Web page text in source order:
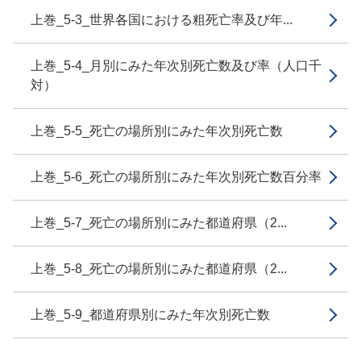
上巻_5-3_世界各国における粗死亡率及び年...
上巻_5-4_月別にみた年次別死亡数及び率（人口千
対）
上巻_5-5_死亡の場所別にみた年次別死亡数
上巻_5-6_死亡の場所別にみた年次別死亡数百分率
上巻_5-7_死亡の場所別にみた都道府県（2...
上巻_5-8_死亡の場所別にみた都道府県（2...
上巻_5-9_都道府県別にみた年次別死亡数